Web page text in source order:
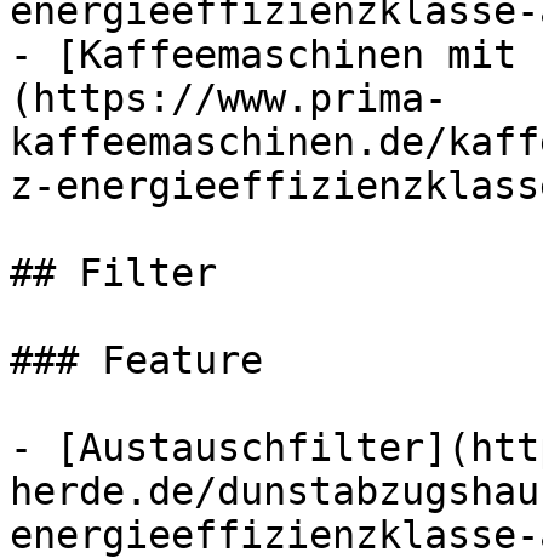
- [Kaffeemaschinen
(https://www.prima-
kaffeemaschinen.de/
z-
## Filter
### Feature
-
herde.de/